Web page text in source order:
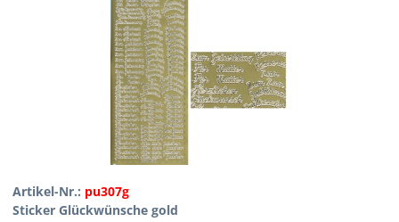
Artikel-Nr.: pu307g
Sticker Glückwünsche gold